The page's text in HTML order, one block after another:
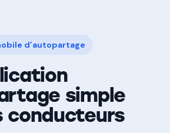
d’autopartage
simple
conducteurs